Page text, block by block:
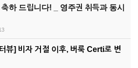
하 드립니다! _ 영주권 취득과 동시
뷰] 비자 거절 이후, 버룩 Certi로 변